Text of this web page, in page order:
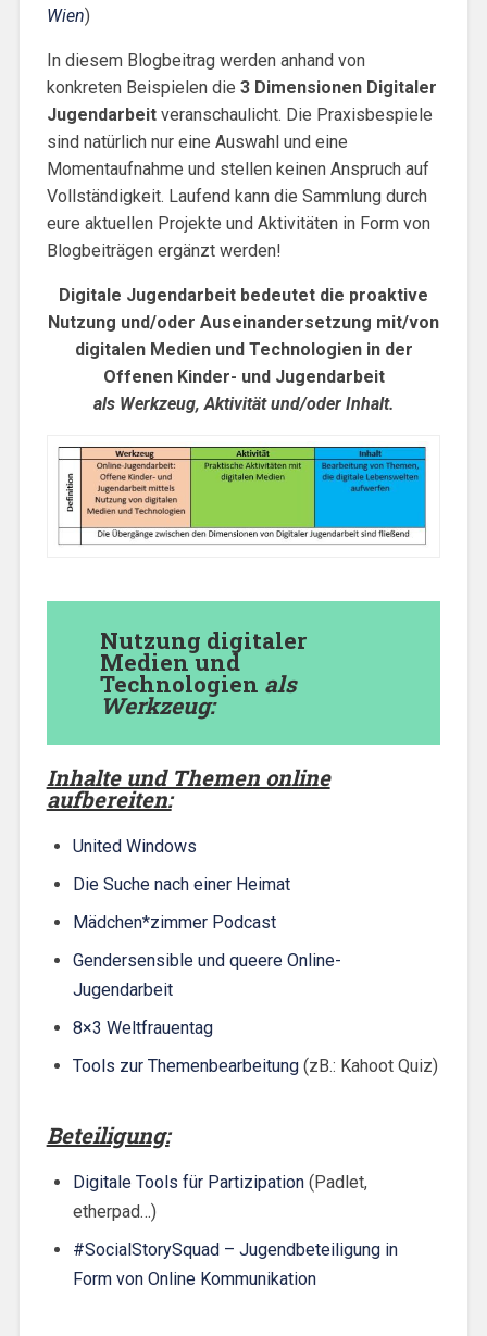
Wien)
In diesem Blogbeitrag werden anhand von
konkreten Beispielen die 3 Dimensionen Digitaler
Jugendarbeitveranschaulicht. Die Praxisbespiele
sind natürlich nur eine Auswahl und eine
Momentaufnahme und stellen keinen Anspruch auf
Vollständigkeit. Laufend kann die Sammlung durch
eure aktuellen Projekte und Aktivitäten in Form von
Blogbeiträgen ergänzt werden!
Digitale Jugendarbeit bedeutet die proaktive
Nutzung und/oder Auseinandersetzung mit/von
digitalen Medien und Technologien in der
Offenen Kinder- und Jugendarbeit
als Werkzeug, Aktivität und/oder Inhalt.
Nutzung digitaler
Medien und
Technologien als
Werkzeug:
Inhalte und Themen online
aufbereiten:
United Windows
Die Suche nach einer Heimat
Mädchen*zimmer Podcast
Gendersensible und queere Online-
Jugendarbeit
8×3 Weltfrauentag
Tools zur Themenbearbeitung (zB.: Kahoot Quiz)
Beteiligung:
Digitale Tools für Partizipation (Padlet,
etherpad…)
#SocialStorySquad – Jugendbeteiligung in
Form von Online Kommunikation